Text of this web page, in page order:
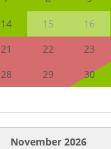
14 15 16
21 22 23
28 29 30
November 2026